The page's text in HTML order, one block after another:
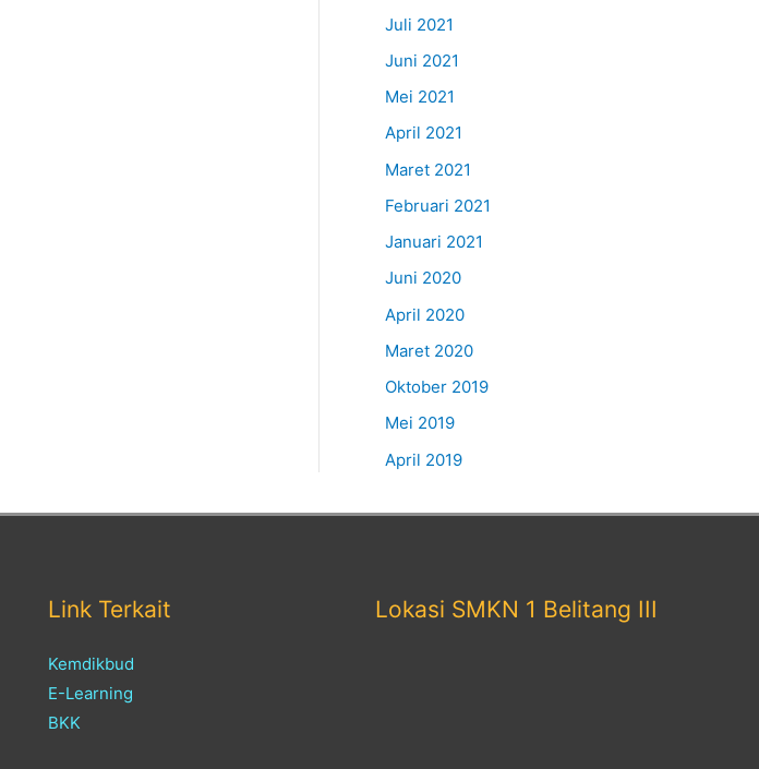
Juli 2021
Juni 2021
Mei 2021
April 2021
Maret 2021
Februari 2021
Januari 2021
Juni 2020
April 2020
Maret 2020
Oktober 2019
Mei 2019
April 2019
Link Terkait
Kemdikbud
E-Learning
BKK
Lokasi SMKN 1 Belitang III